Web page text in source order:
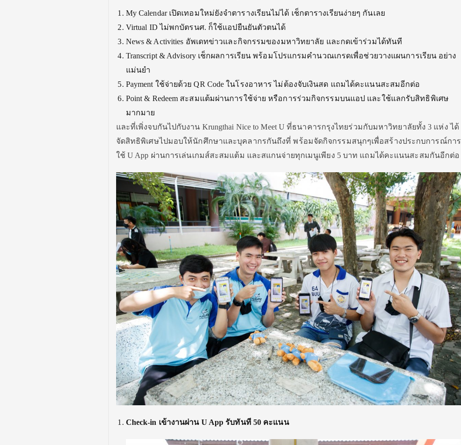
My Calendar เปิดเทอมใหม่ยังจำตารางเรียนไม่ได้ เช็กตารางเรียนง่ายๆ กันเลย
Virtual ID ไม่พกบัตรนศ. ก็ใช้แอปยืนยันตัวตนได้
News & Activities อัพเดทข่าวและกิจกรรมของมหาวิทยาลัย และกดเข้าร่วมได้ทันที
Transcript & Advisory เช็กผลการเรียน พร้อมโปรแกรมคำนวณเกรดเพื่อช่วยวางแผนการเรียน อย่าง
แม่นยำ
Payment ใช้จ่ายด้วย QR Code ในโรงอาหาร ไม่ต้องจับเงินสด แถมได้คะแนนสะสมอีกต่อ
Point & Redeem สะสมแต้มผ่านการใช้จ่าย หรือการร่วมกิจกรรมบนแอป และใช้แลกรับสิทธิพิเศษ
มากมาย
และที่เพิ่งจบกันไปกับงาน Krungthai Nice to Meet U ที่ธนาคารกรุงไทยร่วมกับมหาวิทยาลัยทั้ง 3 แห่ง ได้
จัดสิทธิพิเศษไปมอบให้นักศึกษาและบุคลากรกันถึงที่ พร้อมจัดกิจกรรมสนุกๆเพื่อสร้างประกบการณ์การ
ใช้ U App ผ่านการเล่นเกมส์สะสมแต้ม และสแกนจ่ายทุกเมนูเพียง 5 บาท แถมได้คะแนนสะสมกันอีกต่อ
Check-in เข้างานผ่าน U App รับทันที 50 คะแนน